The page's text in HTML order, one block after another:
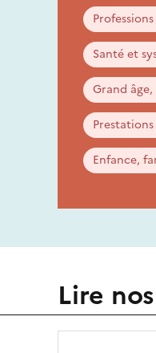
Santé et
Grand
Enfance,
Lire